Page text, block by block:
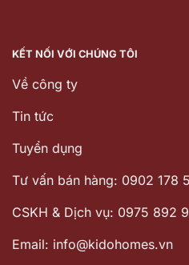
KẾT NỐI VỚI CHÚNG TÔI
Về công ty
Tin tức
Tuyển dụng
Tư vấn bán hàng: 0902 178
CSKH & Dịch vụ: 0975 892
Email: info@kidohomes.vn